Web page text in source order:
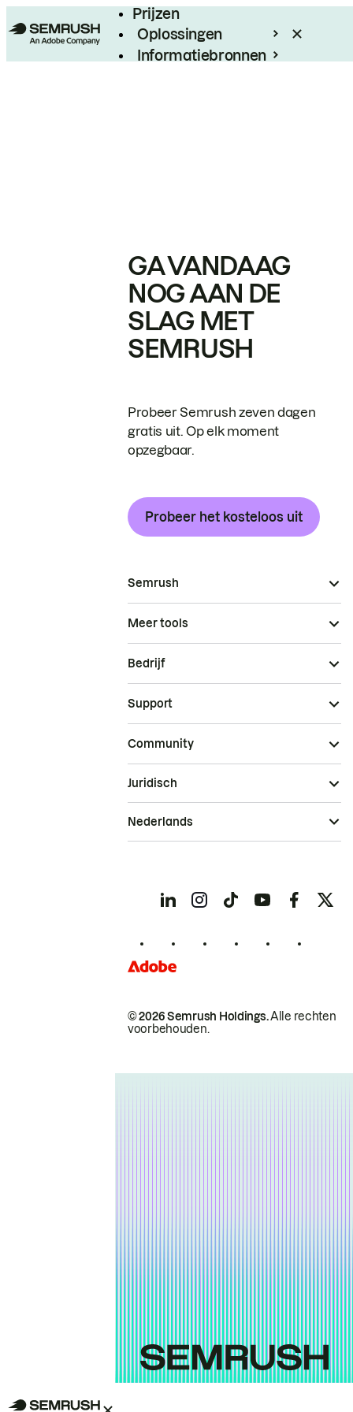
Prijzen
Oplossingen
Informatiebronnen
GA VANDAAG
NOG AAN DE
SLAG MET
SEMRUSH
Probeer Semrush zeven dagen
gratis uit. Op elk moment
opzegbaar.
Probeer het kosteloos uit
Semrush
Meer tools
Bedrijf
Support
Community
© 2026 Semrush Holdings.Alle rechten
voorbehouden.
Juridisch
Nederlands